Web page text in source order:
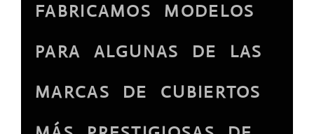
FABRICAMOS MODELOS
PARA ALGUNAS DE LAS
MARCAS DE CUBIERTOS